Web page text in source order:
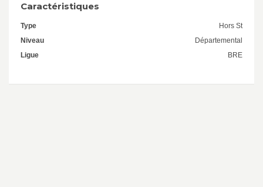
Caractéristiques
Type
Hors St
Niveau
Départemental
Ligue
BRE